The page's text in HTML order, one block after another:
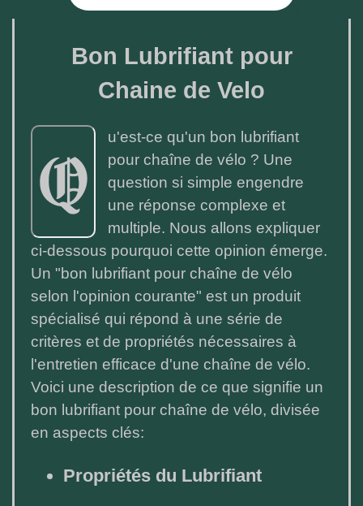
Bon Lubrifiant pour
Chaine de Velo
Q
u'est-ce qu'un bon lubrifiant
pour chaîne de vélo ? Une
question si simple engendre
une réponse complexe et
multiple. Nous allons expliquer
ci-dessous pourquoi cette opinion émerge.
Un "bon lubrifiant pour chaîne de vélo
selon l'opinion courante" est un produit
spécialisé qui répond à une série de
critères et de propriétés nécessaires à
l'entretien efficace d'une chaîne de vélo.
Voici une description de ce que signifie un
bon lubrifiant pour chaîne de vélo, divisée
en aspects clés:
Propriétés du Lubrifiant